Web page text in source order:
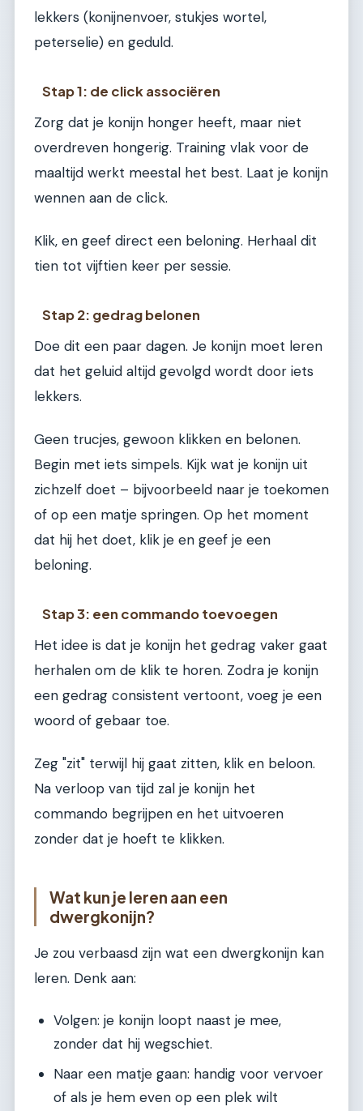
lekkers (konijnenvoer, stukjes wortel,
peterselie) en geduld.
Stap 1: de click associëren
Zorg dat je konijn honger heeft, maar niet
overdreven hongerig. Training vlak voor de
maaltijd werkt meestal het best. Laat je konijn
wennen aan de click.
Klik, en geef direct een beloning. Herhaal dit
tien tot vijftien keer per sessie.
Stap 2: gedrag belonen
Doe dit een paar dagen. Je konijn moet leren
dat het geluid altijd gevolgd wordt door iets
lekkers.
Geen trucjes, gewoon klikken en belonen.
Begin met iets simpels. Kijk wat je konijn uit
zichzelf doet – bijvoorbeeld naar je toekomen
of op een matje springen. Op het moment
dat hij het doet, klik je en geef je een
beloning.
Stap 3: een commando toevoegen
Het idee is dat je konijn het gedrag vaker gaat
herhalen om de klik te horen. Zodra je konijn
een gedrag consistent vertoont, voeg je een
woord of gebaar toe.
Zeg "zit" terwijl hij gaat zitten, klik en beloon.
Na verloop van tijd zal je konijn het
commando begrijpen en het uitvoeren
zonder dat je hoeft te klikken.
Wat kun je leren aan een
dwergkonijn?
Je zou verbaasd zijn wat een dwergkonijn kan
leren. Denk aan:
Volgen: je konijn loopt naast je mee,
zonder dat hij wegschiet.
Naar een matje gaan: handig voor vervoer
of als je hem even op een plek wilt